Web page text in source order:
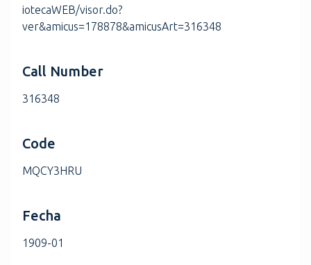
iotecaWEB/visor.do?
ver&amicus=178878&amicusArt=316348
Call Number
316348
Code
MQCY3HRU
Fecha
1909-01